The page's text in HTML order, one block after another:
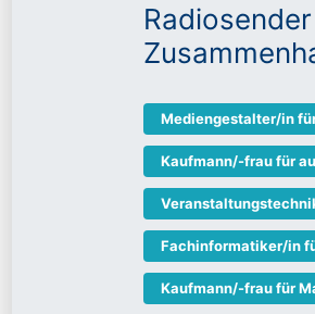
Mediengestalter/in
Kaufmann/-frau für
Fachinformatiker/in
Kaufmann/-frau für